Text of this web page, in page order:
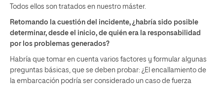
Todos ellos son tratados en nuestro máster.
Retomando la cuestión del incidente, ¿habría sido posible
determinar, desde el inicio, de quién era la responsabilidad
por los problemas generados?
Habría que tomar en cuenta varios factores y formular algunas
preguntas básicas, que se deben probar: ¿El encallamiento de
la embarcación podría ser considerado un caso de fuerza